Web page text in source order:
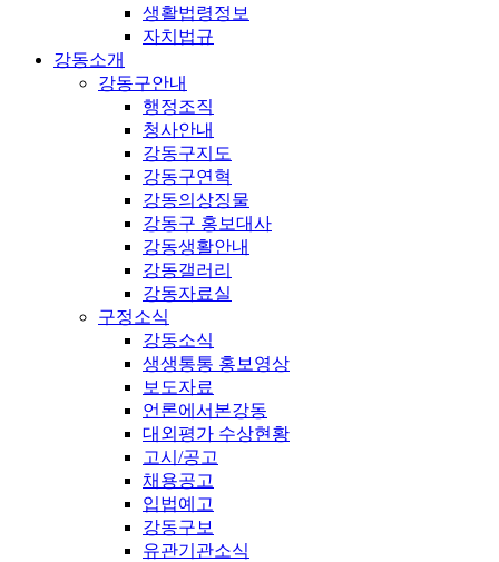
생활법령정보
자치법규
강동소개
강동구안내
행정조직
청사안내
강동구지도
강동구연혁
강동의상징물
강동구 홍보대사
강동생활안내
강동갤러리
강동자료실
구정소식
강동소식
생생통통 홍보영상
보도자료
언론에서본강동
대외평가 수상현황
고시/공고
채용공고
입법예고
강동구보
유관기관소식